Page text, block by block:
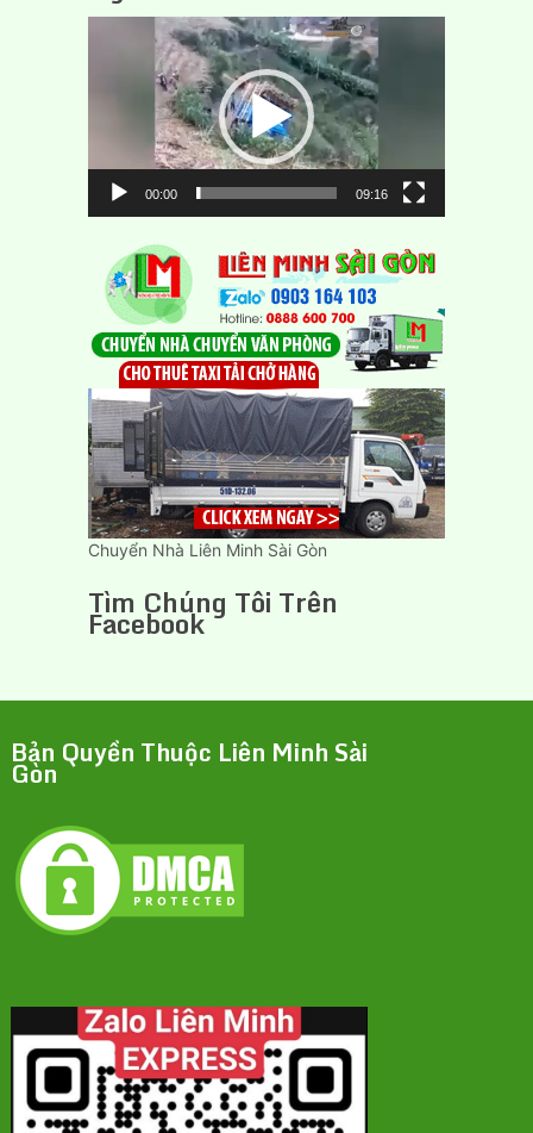
00:00 09:16
Chuyển Nhà Liên Minh Sài Gòn
Tìm Chúng Tôi Trên
Facebook
Bản Quyền Thuộc Liên Minh Sài
Gòn